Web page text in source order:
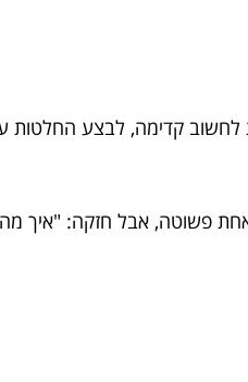
קדימה, לבצע החלטות
אבל חזקה: "איך מה